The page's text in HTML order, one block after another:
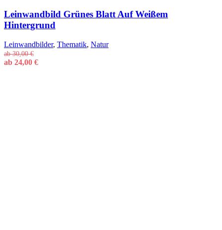
Leinwandbild Grünes Blatt Auf Weißem
Hintergrund
Leinwandbilder, Thematik, Natur
ab30,00€
ab 24,00 €